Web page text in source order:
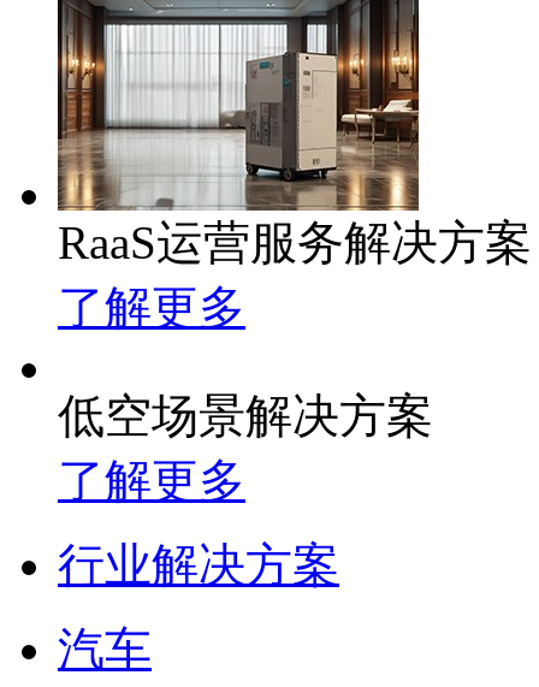
RaaS运营服务解决方案
了解更多
低空场景解决方案
了解更多
行业解决方案
汽车